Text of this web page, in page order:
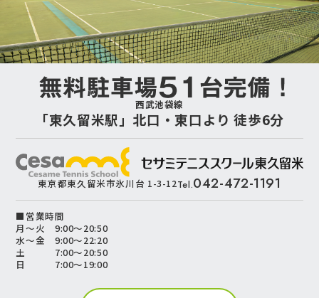
西武池袋線
「東久留米駅」北口・東口より 徒歩6分
東京都東久留米市氷川台 1-3-12Tel.042-472-1191
■営業時間
月～火 9:00～20:50
水～金 9:00～22:20
土 7:00～20:50
日 7:00～19:00